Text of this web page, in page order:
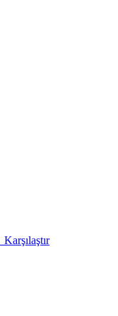
Karşılaştır